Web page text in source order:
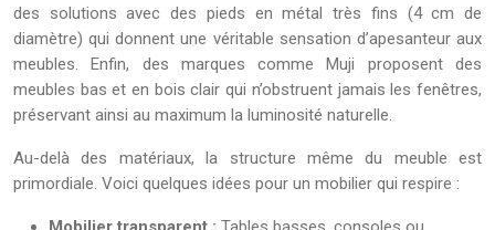
des solutions avec des pieds en métal très fins (4 cm de
diamètre) qui donnent une véritable sensation d’apesanteur aux
meubles. Enfin, des marques comme Muji proposent des
meubles bas et en bois clair qui n’obstruent jamais les fenêtres,
préservant ainsi au maximum la luminosité naturelle.
Au-delà des matériaux, la structure même du meuble est
primordiale. Voici quelques idées pour un mobilier qui respire :